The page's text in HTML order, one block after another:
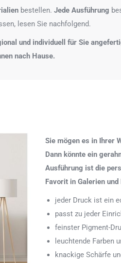
bestellen. Jede Ausführung
lesen Sie nachfolgend.
und individuell für Sie
nach Hause.
Sie mögen es in Ihrer
Dann könnte ein
Ausführung ist die
Favorit in Galerien und
jeder Druck ist ein
passt zu jeder
feinster Pigment-
leuchtende Farben
knackige Schärfe